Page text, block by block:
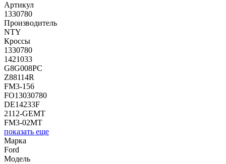
Артикул
1330780
Производитель
NTY
Кроссы
1330780
1421033
G8G008PC
Z88114R
FM3-156
FO13030780
DE14233F
2112-GEMT
FM3-02MT
показать еще
Марка
Ford
Модель